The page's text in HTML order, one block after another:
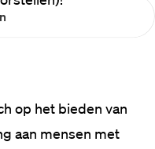
op het bieden van
aan mensen met